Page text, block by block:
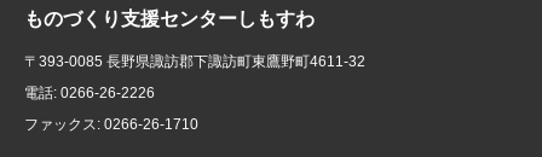
ものづくり支援センターしもすわ
〒393-0085 長野県諏訪郡下諏訪町東鷹野町4611-32
電話: 0266-26-2226
ファックス: 0266-26-1710